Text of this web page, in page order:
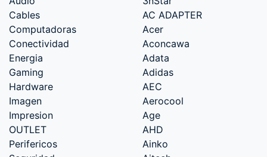
Cables
Computadoras
Conectividad
Energia
Gaming
Hardware
Imagen
Impresion
OUTLET
Perifericos
AC ADAPTER
Acer
Aconcawa
Adata
Adidas
AEC
Aerocool
Age
AHD
Ainko